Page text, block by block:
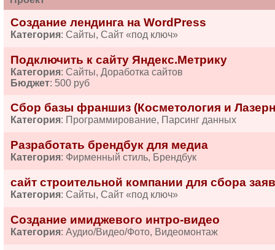
Создание лендинга на WordPress
Категория: Сайты, Сайт «под ключ»
Подключить к сайту Яндекс.Метрику
Категория: Сайты, Доработка сайтов
Бюджет: 500 руб
Сбор базы франшиз (Косметология и
Категория: Программирование, Парсинг данных
Разработать брендбук для медиа
Категория: Фирменный стиль, Брендбук
сайт строительной компании для сбора
Категория: Сайты, Сайт «под ключ»
Создание имиджевого интро-видео
Категория: Аудио/Видео/Фото, Видеомонтаж